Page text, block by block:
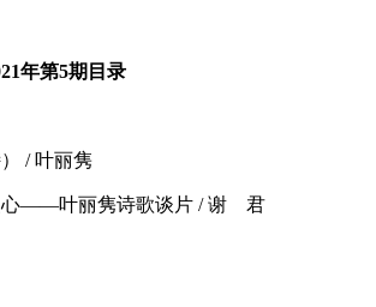
年第5期目录
/ 叶丽隽
心——叶丽隽诗歌谈片 / 谢 君